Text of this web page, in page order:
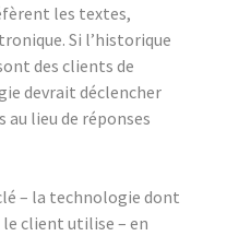
les textes,
Si l’historique
des clients de
devrait déclencher
lieu de réponses
– la technologie dont
le client utilise – en